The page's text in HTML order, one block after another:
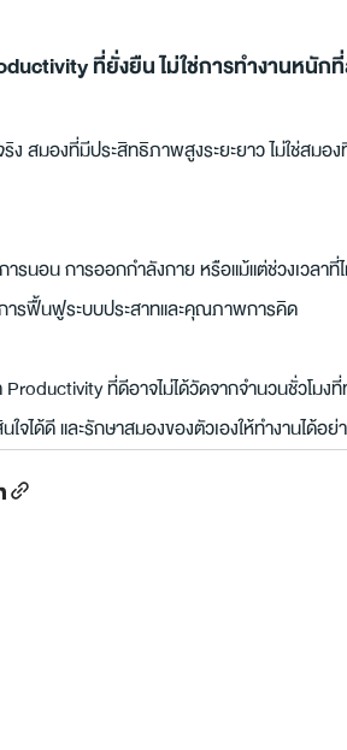
ที่ยั่งยืน ไม่ใช่การทำงานหนัก
ริง สมองที่มีประสิทธิภาพสูงระยะยาว ไม่ใช่สม
รนอน การออกกำลังกาย หรือแม้แต่ช่วงเวลาที่ไ
ารฟื้นฟูระบบประสาทและคุณภาพการคิด
ที่ดีอาจไม่ได้วัดจากจำนวนชั่วโมง
ใจได้ดี และรักษาสมองของตัวเองให้ทำงานได้อ